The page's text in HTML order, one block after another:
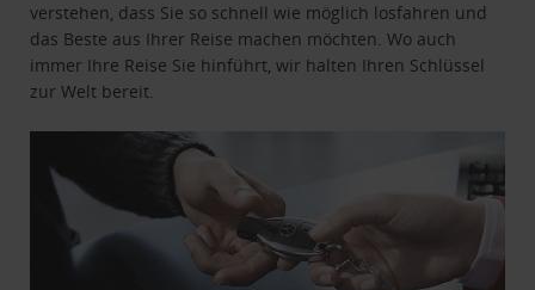
verstehen, dass Sie so schnell wie möglich losfahren und
das Beste aus Ihrer Reise machen möchten. Wo auch
immer Ihre Reise Sie hinführt, wir halten Ihren Schlüssel
zur Welt bereit.